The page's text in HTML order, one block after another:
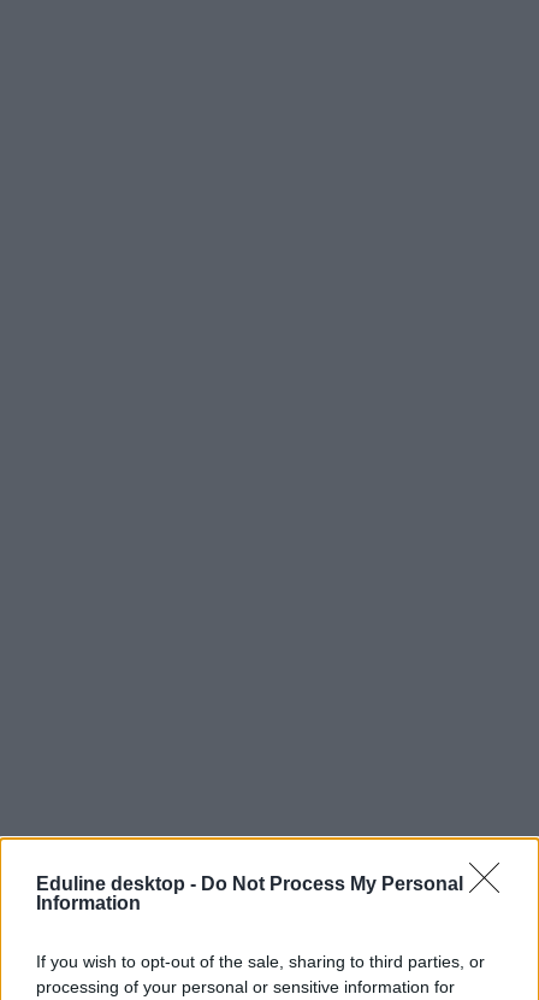
Eduline desktop - Do Not Process My Personal
Information
If you wish to opt-out of the sale, sharing to third parties, or
processing of your personal or sensitive information for